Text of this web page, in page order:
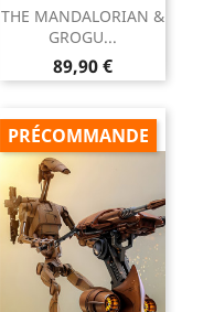
THE MANDALORIAN &
GROGU...
Prix
89,90 €
PRÉCOMMANDE